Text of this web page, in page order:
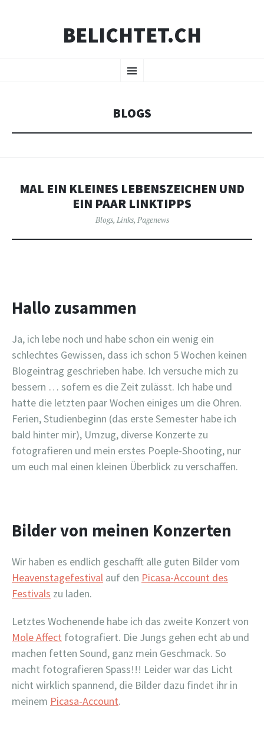
BELICHTET.CH
Menü
INHALT
BLOGS
MAL EIN KLEINES LEBENSZEICHEN UND
EIN PAAR LINKTIPPS
Blogs, Links, Pagenews
Hallo zusammen
Ja, ich lebe noch und habe schon ein wenig ein
schlechtes Gewissen, dass ich schon 5 Wochen keinen
Blogeintrag geschrieben habe. Ich versuche mich zu
bessern … sofern es die Zeit zulässt. Ich habe und
hatte die letzten paar Wochen einiges um die Ohren.
Ferien, Studienbeginn (das erste Semester habe ich
bald hinter mir), Umzug, diverse Konzerte zu
fotografieren und mein erstes Poeple-Shooting, nur
um euch mal einen kleinen Überblick zu verschaffen.
Bilder von meinen Konzerten
Wir haben es endlich geschafft alle guten Bilder vom
Heavenstagefestival auf den Picasa-Account des
Festivals zu laden.
Letztes Wochenende habe ich das zweite Konzert von
Mole Affect fotografiert. Die Jungs gehen echt ab und
machen fetten Sound, ganz mein Geschmack. So
macht fotografieren Spass!!! Leider war das Licht
nicht wirklich spannend, die Bilder dazu findet ihr in
meinem Picasa-Account.